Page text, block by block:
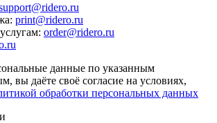
: print@ridero.ru
: order@ridero.ru
данные по указанным
вы даёте своё согласие на условиях,
обработки персональных данных